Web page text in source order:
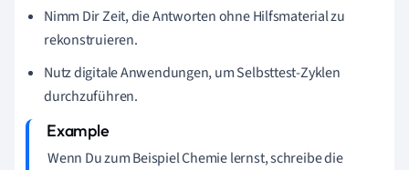
Nimm Dir Zeit, die Antworten ohne Hilfsmaterial zu
rekonstruieren.
Nutz digitale Anwendungen, um Selbsttest-Zyklen
durchzuführen.
Wenn Du zum Beispiel Chemie lernst, schreibe die